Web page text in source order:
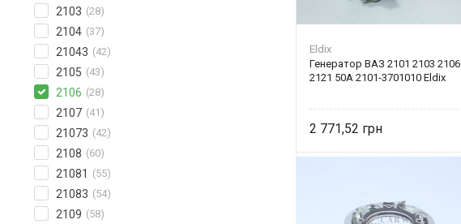
2103 (28)
2104 (37)
21043 (42)
2105 (43)
2106 (28)
2107 (41)
21073 (42)
2108 (60)
21081 (55)
21083 (54)
2109 (58)
Eldix
Генератор ВАЗ 2101 2103 2106
2121 50А 2101-3701010 Eldix
2 771,52